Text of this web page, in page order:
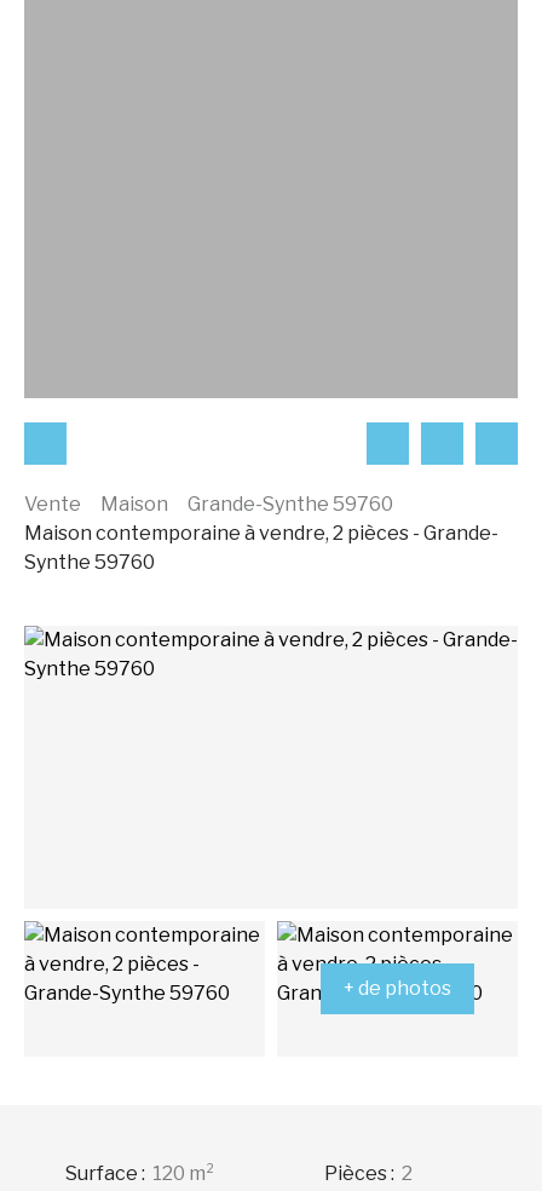
Vente Maison
Grande-Synthe 59760
Maison contemporaine à vendre, 2 pièces - Grande-
Synthe 59760
+ de photos
Surface : 120 m² Pièces: 2